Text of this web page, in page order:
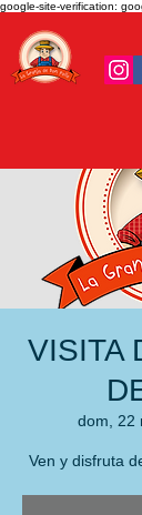
google-site-verification:
VISITA
dom, 22
Ven y disfruta